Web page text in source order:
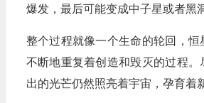
爆发，最后可能变成中子星或者黑
整个过程就像一个生命的轮回，恒
不断地重复着创造和毁灭的过程。
出的光芒仍然照亮着宇宙，孕育着